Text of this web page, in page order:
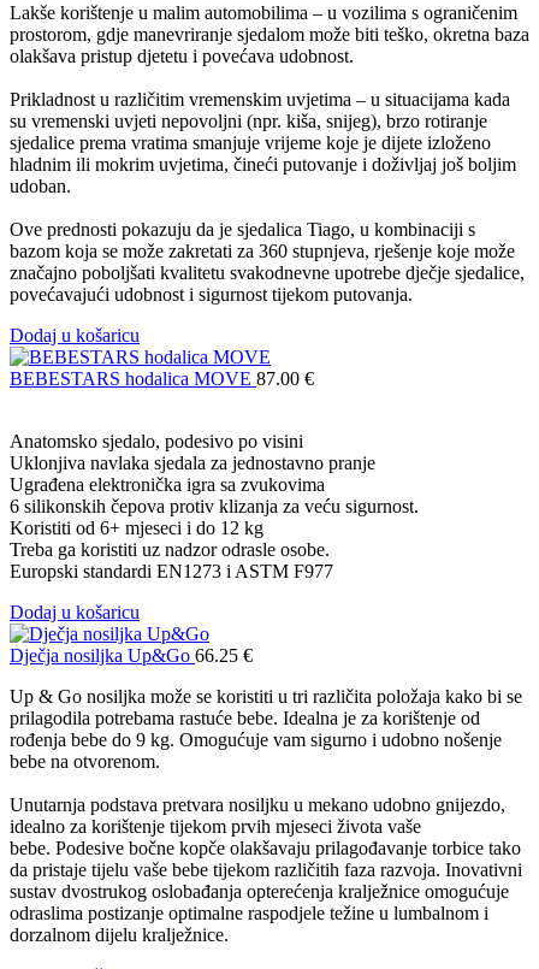
Lakše korištenje u malim automobilima – u vozilima s ograničenim
prostorom, gdje manevriranje sjedalom može biti teško, okretna baza
olakšava pristup djetetu i povećava udobnost.
Prikladnost u različitim vremenskim uvjetima – u situacijama kada
su vremenski uvjeti nepovoljni (npr. kiša, snijeg), brzo rotiranje
sjedalice prema vratima smanjuje vrijeme koje je dijete izloženo
hladnim ili mokrim uvjetima, čineći putovanje i doživljaj još boljim
udoban.
Ove prednosti pokazuju da je sjedalica Tiago, u kombinaciji s
bazom koja se može zakretati za 360 stupnjeva, rješenje koje može
značajno poboljšati kvalitetu svakodnevne upotrebe dječje sjedalice,
povećavajući udobnost i sigurnost tijekom putovanja.
Dodaj u košaricu
BEBESTARS hodalica MOVE 87.00 €
Anatomsko sjedalo, podesivo po visini
Uklonjiva navlaka sjedala za jednostavno pranje
Ugrađena elektronička igra sa zvukovima
6 silikonskih čepova protiv klizanja za veću sigurnost.
Koristiti od 6+ mjeseci i do 12 kg
Treba ga koristiti uz nadzor odrasle osobe.
Europski standardi EN1273 i ASTM F977
Dodaj u košaricu
Dječja nosiljka Up&Go 66.25 €
Up & Go nosiljka može se koristiti u tri različita položaja kako bi se
prilagodila potrebama rastuće bebe. Idealna je za korištenje od
rođenja bebe do 9 kg. Omogućuje vam sigurno i udobno nošenje
bebe na otvorenom.
Unutarnja podstava pretvara nosiljku u mekano udobno gnijezdo,
idealno za korištenje tijekom prvih mjeseci života vaše
bebe. Podesive bočne kopče olakšavaju prilagođavanje torbice tako
da pristaje tijelu vaše bebe tijekom različitih faza razvoja. Inovativni
sustav dvostrukog oslobađanja opterećenja kralježnice omogućuje
odraslima postizanje optimalne raspodjele težine u lumbalnom i
dorzalnom dijelu kralježnice.